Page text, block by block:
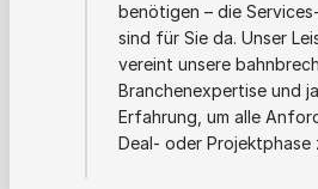
benötigen – die
sind für Sie da. Unser
vereint unsere
Branchenexpertise und
Erfahrung, um alle
Deal- oder Projektphase